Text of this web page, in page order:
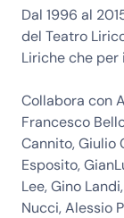
Dal 1996 al
del Teatro
Liriche che per
Collabora con
Francesco
Cannito, Giulio
Esposito,
Lee, Gino
Nucci, Alessio